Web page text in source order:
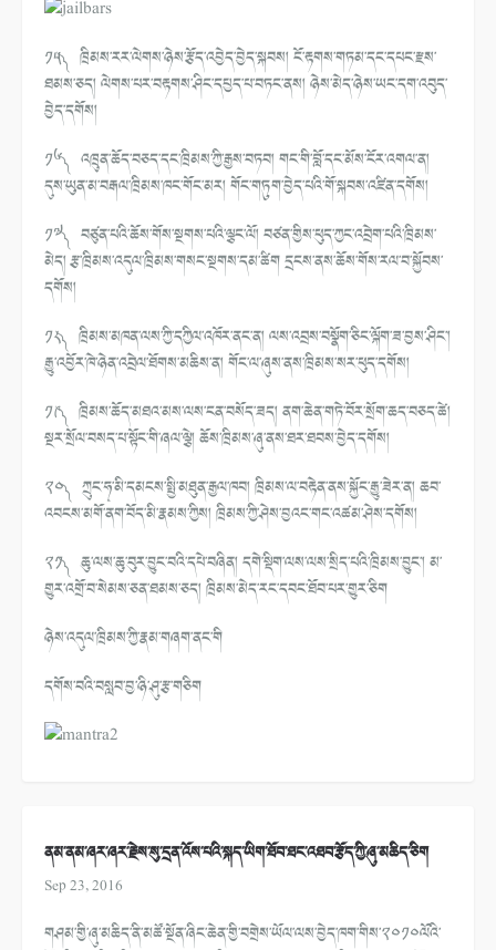
༡༥༽ ཁྲིམས་རར་ལེགས་ཉེས་རྩོད་འབྱེད་བྱེད་སྐབས། ངོ་རྟགས་གཏམ་དང་དཔང་རྫས་
ཐམས་ཅད། ལེགས་པར་བརྟགས་ཤིང་དཔྱད་པ་བཏང་ནས། ཉེས་མེད་ཉེས་ཡང་དག་འབུད་
བྱེད་དགོས།
༡༦༽ འཁྲུན་ཆོད་བཅད་དང་ཁྲིམས་ཀྱི་རྒྱས་བཏབ། གང་གི་བློ་དང་མོས་ངོར་འགལ་ན།
དུས་ཡུན་མ་བརྒལ་ཁྲིམས་ཁང་གོང་མར། གོང་གཏུག་བྱེད་པའི་གོ་སྐབས་འཛིན་དགོས།
༡༧༽ བཙུན་པའི་ཆོས་གོས་སྔགས་པའི་ལྕང་ལོ། བཙན་གྱིས་ཕུད་ཀྱང་འབྲེག་པའི་ཁྲིམས་
མེད། རྩ་ཁྲིམས་འདུལ་ཁྲིམས་གསང་སྔགས་དམ་ཚིག དྲངས་ནས་ཆོས་གོས་རལ་བ་སྐྱོབས་
དགོས།
༡༨༽ ཁྲིམས་མཁན་ལས་ཀྱི་དཀྱིལ་འཁོར་ནང་ན། ལས་འབྲས་བསྣོག་ཅིང་ལྐོག་ཟ་བྱས་ཤིང་།
རྒྱུ་འབྱོར་ཁེ་ཉེན་འབྲེལ་ཐོགས་མཆིས་ན། གོང་ལ་ཞུས་ནས་ཁྲིམས་སར་ཕུད་དགོས།
༡༩༽ ཁྲིམས་ཆོད་མཐའ་མས་ལས་ངན་བསོད་ཟད། ནག་ཆེན་གཏེ་བོར་སྲོག་ཆད་བཅད་ཚེ།
སྔར་སྲོལ་བསད་པ་སྟོང་གི་ཞལ་ལྕེ། ཆོས་ཁྲིམས་ཞུ་ནས་ཐར་ཐབས་བྱེད་དགོས།
༢༠༽ ཀྲུང་ཧྭ་མི་དམངས་སྤྱི་མཐུན་རྒྱལ་ཁབ། ཁྲིམས་ལ་བརྟེན་ནས་སྐྱོང་རྒྱུ་ཟེར་ན། ཆབ་
འབངས་མགོ་ནག་བོད་མི་རྣམས་ཀྱིས། ཁྲིམས་ཀྱི་ཤེས་བྱའང་གང་འཚམ་ཤེས་དགོས།
༢༡༽ ཆུ་ལས་ཆུ་བུར་བྱུང་བའི་དཔེ་བཞིན། དགེ་སྡིག་ལས་ལས་སྲིད་པའི་ཁྲིམས་བྱུང་། མ་
གྱུར་འགྲོ་བ་སེམས་ཅན་ཐམས་ཅད། ཁྲིམས་མེད་རང་དབང་ཐོབ་པར་གྱུར་ཅིག
ཉེས་འདུལ་ཁྲིམས་ཀྱི་རྣམ་གཞག་ནང་གི
དགོས་བའི་བསླབ་བྱ་ཉི་ཤུ་རྩ་གཅིག
ནམ་ནམ་ཞར་ཞར་རྗེས་སུ་དྲན་འོས་པའི་སྐད་ཡིག་ཐོབ་ཐང་འཐབ་རྩོད་ཀྱི་ཞུ་མཆིད་ཅིག
Sep 23, 2016
གཤམ་གྱི་ཞུ་མཆིད་ནི་མཚོ་སྔོན་ཞིང་ཆེན་གྱི་བགྲེས་ཡོལ་ལས་བྱེད་ཁག་གིས་༢༠༡༠ལོའི་